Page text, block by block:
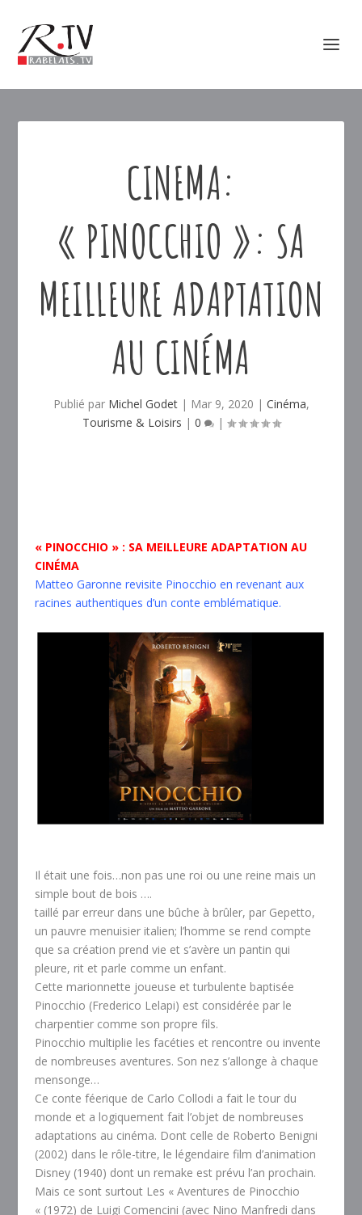
CINEMA:
« PINOCCHIO »: SA
MEILLEURE ADAPTATION
AU CINÉMA
Publié par Michel Godet| Mar 9, 2020 | Cinéma,
Tourisme & Loisirs | 0 |
« PINOCCHIO » : SA MEILLEURE ADAPTATION AU
CINÉMA
Matteo Garonne revisite Pinocchio en revenant aux
racines authentiques d’un conte emblématique.
Il était une fois…non pas une roi ou une reine mais un
simple bout de bois ….
taillé par erreur dans une bûche à brûler, par Gepetto,
un pauvre menuisier italien; l’homme se rend compte
que sa création prend vie et s’avère un pantin qui
pleure, rit et parle comme un enfant.
Cette marionnette joueuse et turbulente baptisée
Pinocchio (Frederico Lelapi) est considérée par le
charpentier comme son propre fils.
Pinocchio multiplie les facéties et rencontre ou invente
de nombreuses aventures. Son nez s’allonge à chaque
mensonge…
Ce conte féerique de Carlo Collodi a fait le tour du
monde et a logiquement fait l’objet de nombreuses
adaptations au cinéma. Dont celle de Roberto Benigni
(2002) dans le rôle-titre, le légendaire film d’animation
Disney (1940) dont un remake est prévu l’an prochain.
Mais ce sont surtout Les « Aventures de Pinocchio
« (1972) de Luigi Comencini (avec Nino Manfredi dans